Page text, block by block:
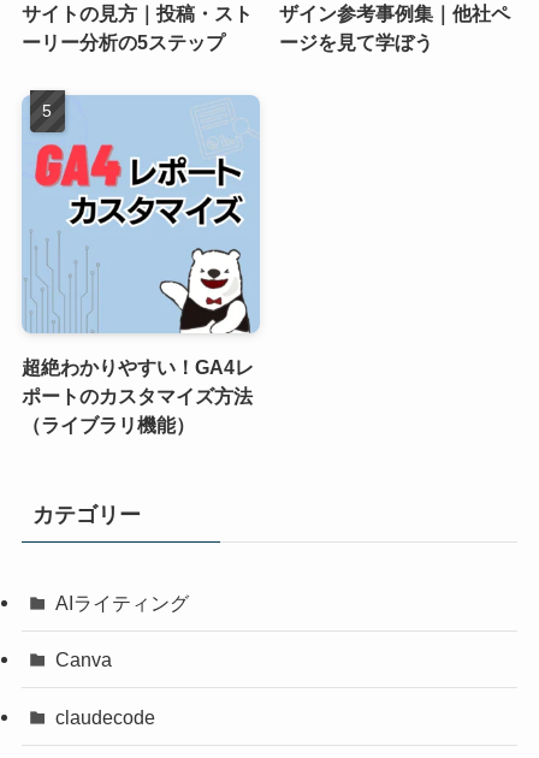
サイトの見方｜投稿・スト
ーリー分析の5ステップ
ザイン参考事例集｜他社ペ
ージを見て学ぼう
超絶わかりやすい！GA4レ
ポートのカスタマイズ方法
（ライブラリ機能）
カテゴリー
AIライティング
Canva
claudecode